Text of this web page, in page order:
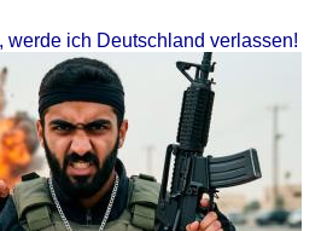
werde ich Deutschland verlassen!